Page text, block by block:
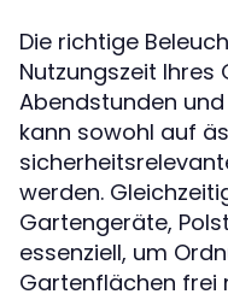
Die richtige
Nutzungszeit Ihres
Abendstunden
kann sowohl auf
werden.
Gartengeräte,
essenziell, um
Gartenflächen frei